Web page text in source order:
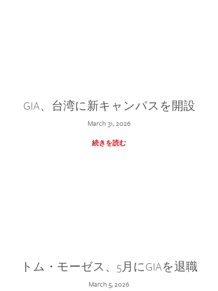
GIA、台湾に新キャンパスを開設
March 31, 2026
続きを読む
トム・モーゼス、5月にGIAを退職
March 5, 2026